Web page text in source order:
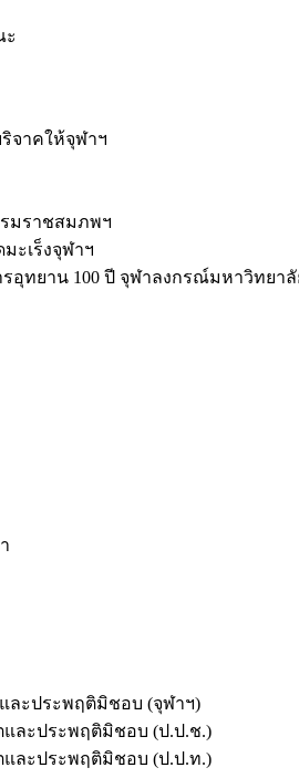
ะ
จาคให้จุฬาฯ
มราชสมภพฯ
ะเร็งจุฬาฯ
รอุทยาน 100 ปี จุฬาลงกรณ์มหาวิทยาลั
ละประพฤติมิชอบ (จุฬาฯ)
และประพฤติมิชอบ (ป.ป.ช.)
และประพฤติมิชอบ (ป.ป.ท.)